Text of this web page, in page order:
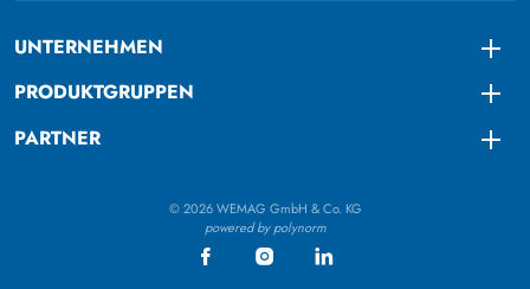
UNTERNEHMEN
PRODUKTGRUPPEN
PARTNER
© 2026 WEMAG GmbH & Co. KG
powered by polynorm